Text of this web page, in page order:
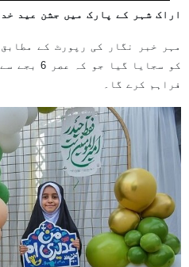
اراک شہر کے پارک میں جشن عید
مہر خبر نگار کی رپورٹ کے
فراہم کرے گا۔